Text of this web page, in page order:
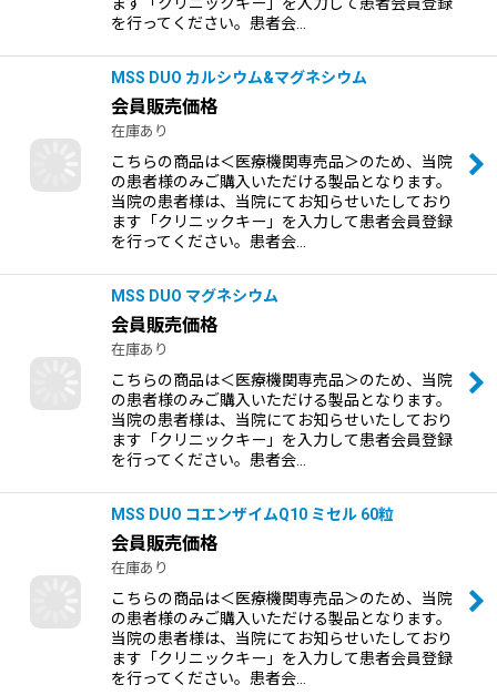
を行ってください。患者会…
MSS DUO カルシウム&マグネシウム
会員販売価格
在庫あり
こちらの商品は＜医療機関専売品＞のため、当院
の患者様のみご購入いただける製品となります。
当院の患者様は、当院にてお知らせいたしており
ます「クリニックキー」を入力して患者会員登録
を行ってください。患者会…
MSS DUO マグネシウム
会員販売価格
在庫あり
こちらの商品は＜医療機関専売品＞のため、当院
の患者様のみご購入いただける製品となります。
当院の患者様は、当院にてお知らせいたしており
ます「クリニックキー」を入力して患者会員登録
を行ってください。患者会…
MSS DUO コエンザイムQ10 ミセル 60粒
会員販売価格
在庫あり
こちらの商品は＜医療機関専売品＞のため、当院
の患者様のみご購入いただける製品となります。
当院の患者様は、当院にてお知らせいたしており
ます「クリニックキー」を入力して患者会員登録
を行ってください。患者会…